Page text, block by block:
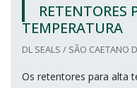
RETENTORES
TEMPERATURA
DL SEALS / SÃO CAETANO
Os retentores para alta